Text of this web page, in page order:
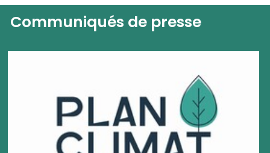
Communiqués de presse